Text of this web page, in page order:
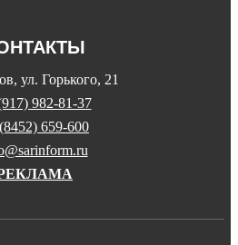
ул. Горького, 21
982-81-37
659-600